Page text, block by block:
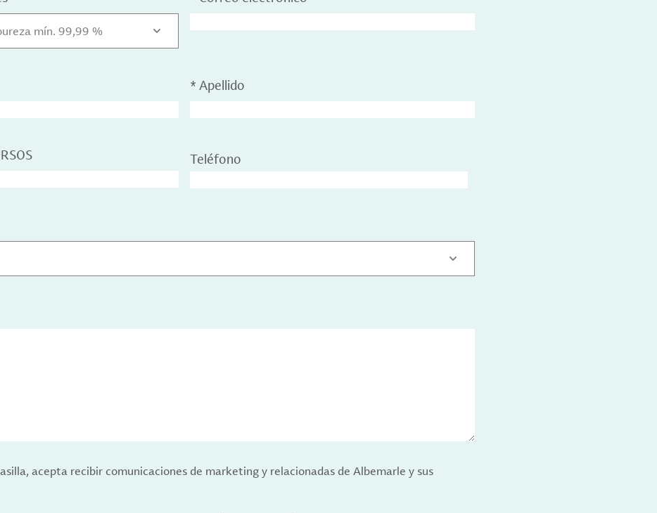
mín. 99,99 %
* Apellido
Teléfono
acepta recibir comunicaciones de marketing y relacionadas de Albemarle y sus